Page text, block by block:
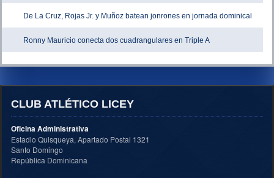
De La Cruz, Rojas Jr. y Muñoz batean jonrones en jornada dominical
Ronny Mauricio conecta dos cuadrangulares en Triple A
CLUB ATLÉTICO LICEY
Oficina Administrativa
Estadio Quisqueya, Apartado Postal 1321
Santo Domingo
República Dominicana